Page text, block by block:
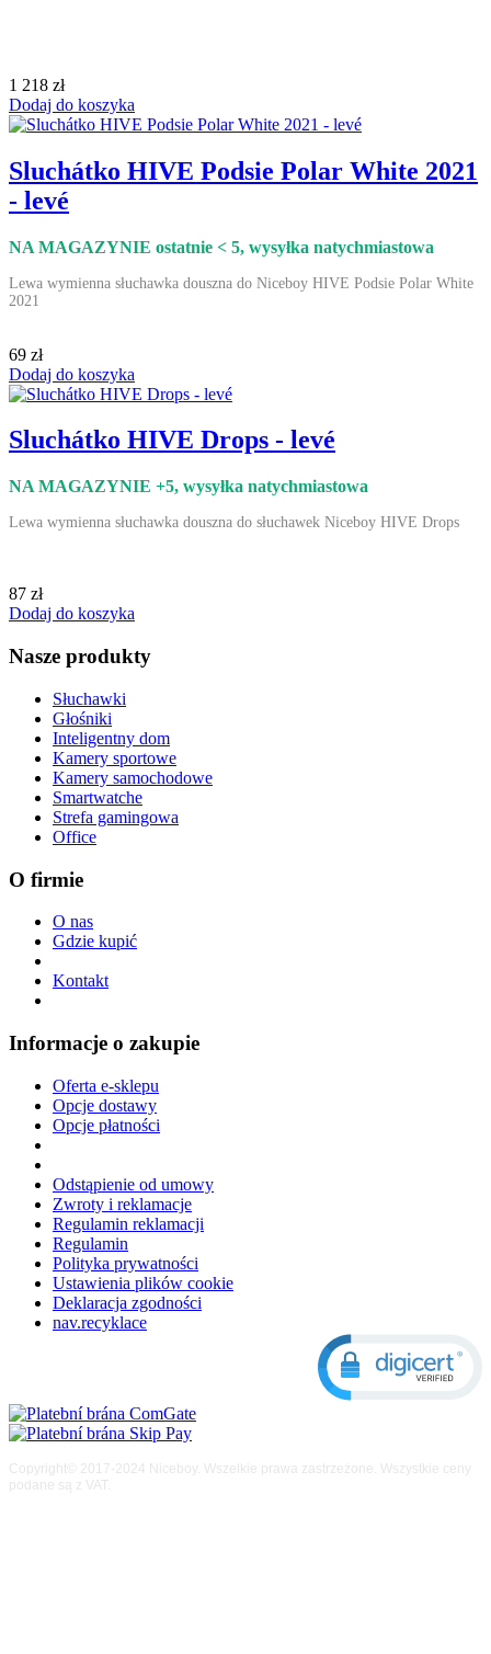
1 218 zł
Dodaj do koszyka
Sluchátko HIVE Podsie Polar White 2021
- levé
NA MAGAZYNIE ostatnie < 5, wysyłka natychmiastowa
Lewa wymienna słuchawka douszna do Niceboy HIVE Podsie Polar White
2021
69 zł
Dodaj do koszyka
Sluchátko HIVE Drops - levé
NA MAGAZYNIE +5, wysyłka natychmiastowa
Lewa wymienna słuchawka douszna do słuchawek Niceboy HIVE Drops
87 zł
Dodaj do koszyka
Nasze produkty
Słuchawki
Głośniki
Inteligentny dom
Kamery sportowe
Kamery samochodowe
Smartwatche
Strefa gamingowa
Office
O firmie
O nas
Gdzie kupić
Kontakt
Informacje o zakupie
Oferta e-sklepu
Opcje dostawy
Opcje płatności
Odstąpienie od umowy
Zwroty i reklamacje
Regulamin reklamacji
Regulamin
Polityka prywatności
Ustawienia plików cookie
Deklaracja zgodności
nav.recyklace
Copyright© 2017-2024 Niceboy. Wszelkie prawa zastrzeżone. Wszystkie ceny
podane są z VAT.